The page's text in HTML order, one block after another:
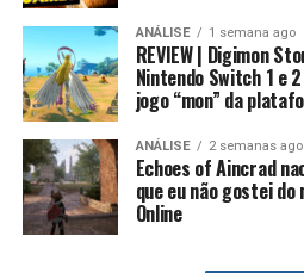
ANÁLISE 1 semana ago
REVIEW | Digimon
Nintendo Switch 1 e
jogo “mon” da
ANÁLISE 2 semanas ago
Echoes of Aincrad
que eu não gostei
Online